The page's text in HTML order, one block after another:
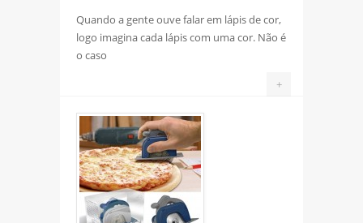
Quando a gente ouve falar em lápis de cor,
logo imagina cada lápis com uma cor. Não é
o caso
+